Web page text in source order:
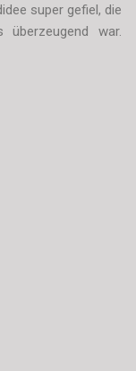
super gefiel, die
war.